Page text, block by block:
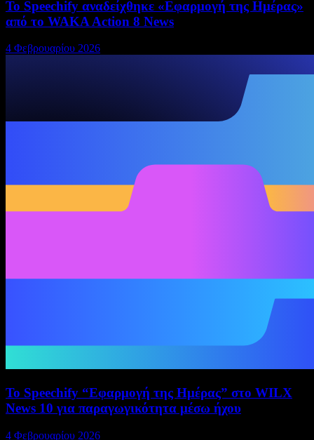
Το Speechify αναδείχθηκε «Εφαρμογή της Ημέρας»
από το WAKA Action 8 News
4 Φεβρουαρίου 2026
Το Speechify “Εφαρμογή της Ημέρας” στο WILX
News 10 για παραγωγικότητα μέσω ήχου
4 Φεβρουαρίου 2026